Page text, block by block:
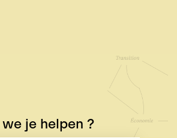
tonen voor vertalingen
je helpen ?